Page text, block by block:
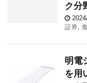
ク分
証券
明電
を用